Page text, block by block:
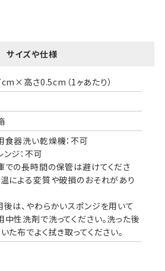
サイズや仕様
高さ0.5cm（1ヶあたり）
食器洗い乾燥機：不可
ンジ：不可
での長時間の保管は避けてくださ
温による変質や破損のおそれがあり
後は、やわらかいスポンジを用いて
中性洗剤で洗ってください。洗った後
た布でよく拭き取ってください。